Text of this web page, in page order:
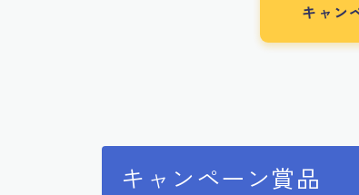
キャン
キャンペーン賞品